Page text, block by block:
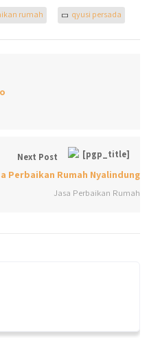
rumah qyusi persada
Next Post
Perbaikan Rumah Nyalindung
Jasa Perbaikan Rumah